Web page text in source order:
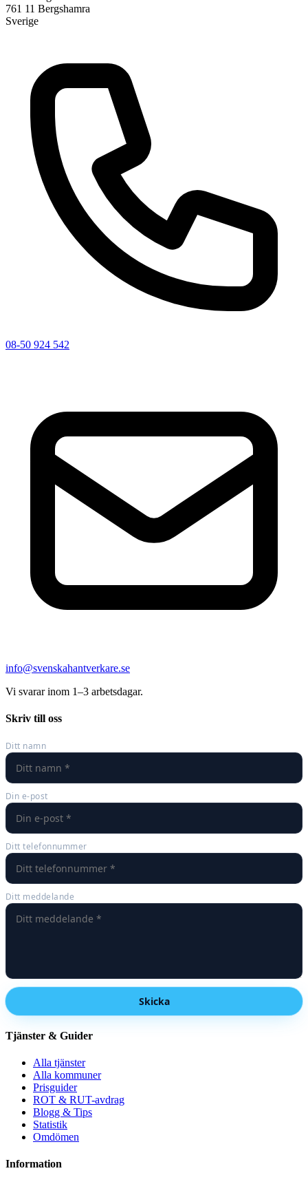
761 11 Bergshamra
Sverige
08-50 924 542
info@svenskahantverkare.se
Vi svarar inom 1–3 arbetsdagar.
Skriv till oss
Ditt namn
Din e-post
Ditt telefonnummer
Ditt meddelande
Skicka
Tjänster & Guider
Alla tjänster
Alla kommuner
Prisguider
ROT & RUT-avdrag
Blogg & Tips
Statistik
Omdömen
Information